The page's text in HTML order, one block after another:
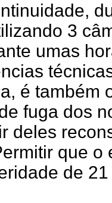
3
umas
é também
fuga dos
deles
que o
de 21